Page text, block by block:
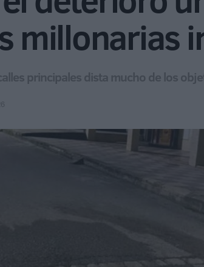
millonarias
principales dista mucho de los